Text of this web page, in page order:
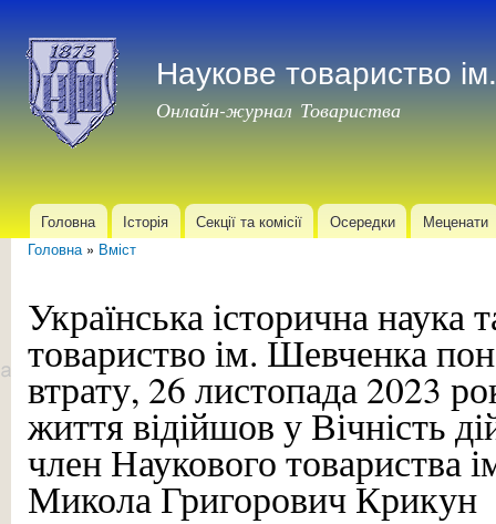
Наукове товариство
Онлайн-журнал Товариства
Головне меню
Головна Історія Секції та комісії Осередки Меценати
Головна» Вміст
Українська історична наука
товариство ім. Шевченка
втрату, 26 листопада 2023
життя відійшов у Вічність
член Наукового товариства
Микола Григорович Крикун